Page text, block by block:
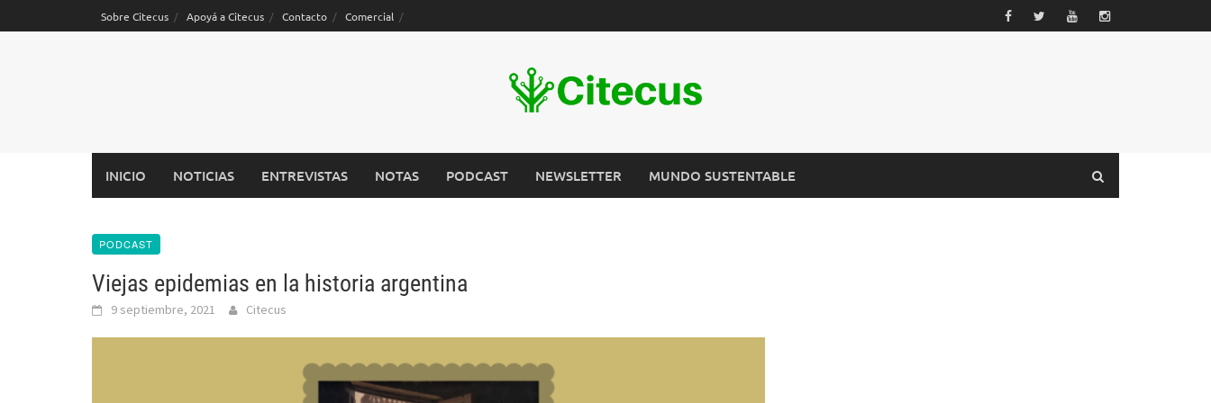
Sobre Citecus Apoyá a Citecus Contacto Comercial
INICIO NOTICIAS ENTREVISTAS NOTAS PODCAST NEWSLETTER MUNDO SUSTENTABLE
PODCAST
Viejas epidemias en la historia argentina
9 septiembre, 2021 Citecus